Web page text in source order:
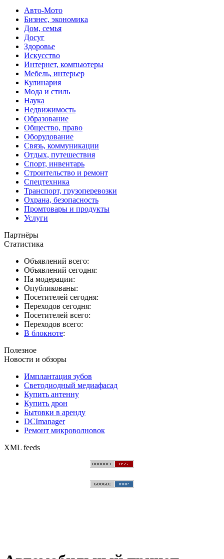
Авто-Мото
Бизнес, экономика
Дом, семья
Досуг
Здоровье
Искусство
Интернет, компьютеры
Мебель, интерьер
Кулинария
Мода и стиль
Наука
Недвижимость
Образование
Общество, право
Оборудование
Связь, коммуникации
Отдых, путешествия
Спорт, инвентарь
Строительство и ремонт
Спецтехника
Транспорт, грузоперевозки
Охрана, безопасность
Промтовары и продукты
Услуги
Партнёры
Статистика
Объявлений всего:
Объявлений сегодня:
На модерации:
Опубликованы:
Посетителей сегодня:
Переходов сегодня:
Посетителей всего:
Переходов всего:
В блокноте:
Полезное
Новости и обзоры
Имплантация зубов
Светодиодный медиафасад
Купить антенну
Купить дрон
Бытовки в аренду
DCImanager
Ремонт микроволновок
XML feeds